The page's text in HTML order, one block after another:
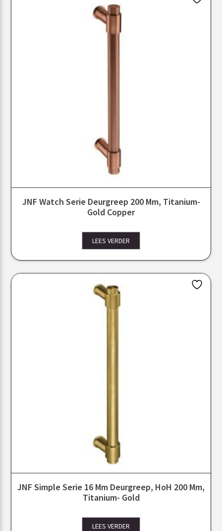
JNF Watch Serie Deurgreep 200 Mm, Titanium-
Gold Copper
LEES VERDER
JNF Simple Serie 16 Mm Deurgreep, HoH 200 Mm,
Titanium- Gold
LEES VERDER